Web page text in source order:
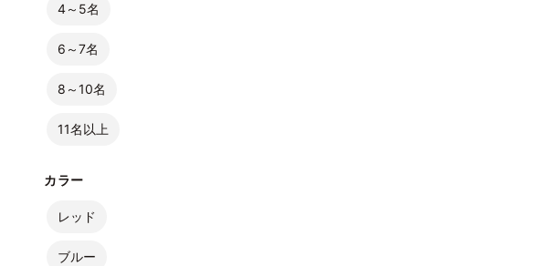
4～5名
6～7名
8～10名
11名以上
カラー
レッド
ブルー